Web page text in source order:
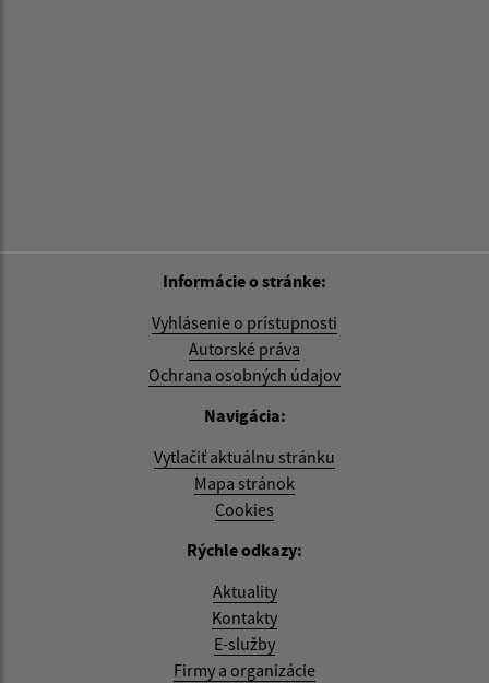
Informácie o stránke:
Vyhlásenie o prístupnosti
Autorské práva
Ochrana osobných údajov
Navigácia:
Vytlačiť aktuálnu stránku
Mapa stránok
Cookies
Rýchle odkazy:
Aktuality
Kontakty
E-služby
Firmy a organizácie